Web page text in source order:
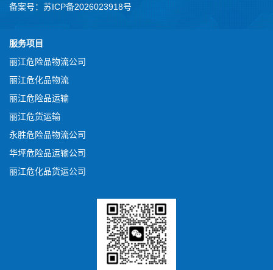
备案号： 苏ICP备2026023918号
服务项目
丽江危险品物流公司
丽江危化品物流
丽江危险品运输
丽江危货运输
永胜危险品物流公司
华坪危险品运输公司
丽江危化品货运公司